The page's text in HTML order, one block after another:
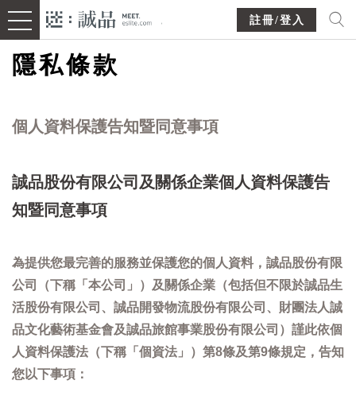
註冊/登入
隱私條款
個人資料保護告知暨同意事項
誠品股份有限公司及關係企業個人資料保護告
知暨同意事項
為提供您最完善的服務並保護您的個人資料，誠品股份有限
公司（下稱「本公司」）及關係企業（包括但不限於誠品生
活股份有限公司、誠品開發物流股份有限公司、財團法人誠
品文化藝術基金會及誠品旅館事業股份有限公司）謹此依個
人資料保護法（下稱「個資法」）第8條及第9條規定，告知
您以下事項：